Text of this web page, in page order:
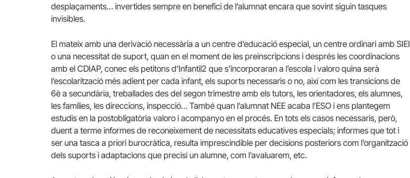
desplaçaments… invertides sempre en benefici de l’alumnat encara que sovint siguin tasques
invisibles.
El mateix amb una derivació necessària a un centre d’educació especial, un centre ordinari amb SIEI
o una necessitat de suport, quan en el moment de les preinscripcions i després les coordinacions
amb el CDIAP, conec els petitons d’Infantil2 que s’incorporaran a l’escola i valoro quina serà
l’escolarització més adient per cada infant, els suports necessaris o no, així com les transicions de
6è a secundària, treballades des del segon trimestre amb els tutors, les orientadores, els alumnes,
les famílies, les direccions, inspecció… També quan l’alumnat NEE acaba l’ESO i ens plantegem
estudis en la postobligatòria valoro i acompanyo en el procés. En tots els casos necessaris, però,
duent a terme informes de reconeixement de necessitats educatives especials; informes que tot i
ser una tasca a priori burocràtica, resulta imprescindible per decisions posteriors com l’organització
dels suports i adaptacions que precisi un alumne, com l’avaluarem, etc.